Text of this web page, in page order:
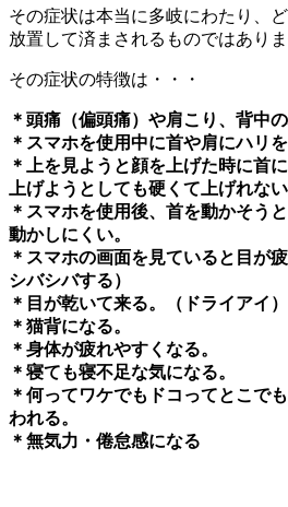
その症状は本当に多岐にわたり、
放置して済まされるものではありま
その症状の特徴は・・・
＊頭痛（偏頭痛）や肩こり、背中
＊スマホを使用中に首や肩にハリを
＊上を見ようと顔を上げた時に首
上げようとしても硬くて上げれない
＊スマホを使用後、首を動かそう
動かしにくい。
＊スマホの画面を見ていると目が
シバシバする）
＊目が乾いて来る。（ドライアイ）
＊猫背になる。
＊身体が疲れやすくなる。
＊寝ても寝不足な気になる。
＊何ってワケでもドコってとこで
われる。
＊無気力・倦怠感になる